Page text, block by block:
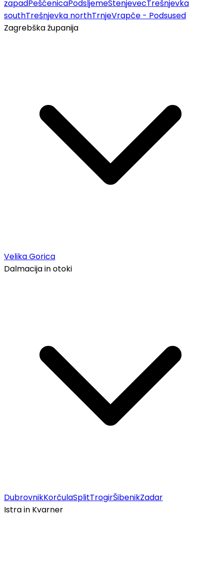
zapadPešćenicaPodsljemeStenjevecTrešnjevka
southTrešnjevka northTrnjeVrapče - Podsused
Zagrebška županija
Velika Gorica
Dalmacija in otoki
DubrovnikKorčulaSplitTrogirŠibenikZadar
Istra in Kvarner